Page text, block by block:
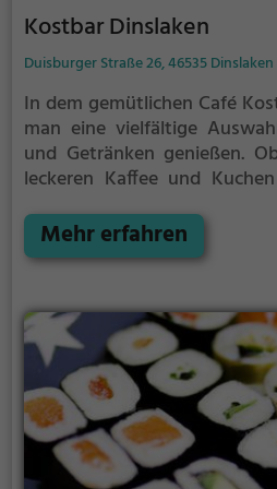
Kostbar Dinslaken
Duisburger Straße 26, 46535 Dinslaken
In dem gemütlichen Café
man eine vielfältige
und Getränken genießen.
leckeren Kaffee und
vegetarische Gerichte
man garantiert fündig. Das
alleine, mit Freunden oder
jeder etwas nach seinem
zum Wohlfühlen einlädt
verspricht.
Mehr erfahren